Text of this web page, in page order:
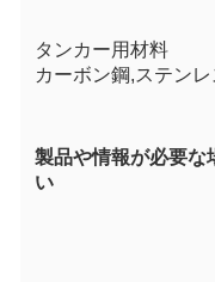
タンカー用材料
カーボン鋼,ステン
製品や情報が必要な
い